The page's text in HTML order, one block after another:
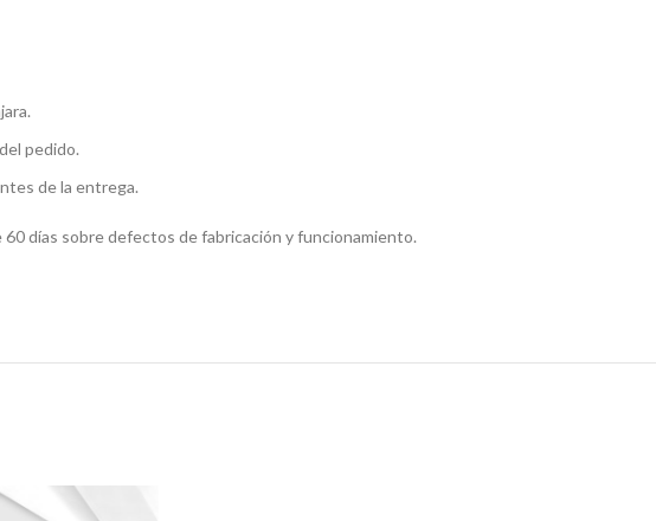
pedido.
de la entrega.
días sobre defectos de fabricación y funcionamiento.